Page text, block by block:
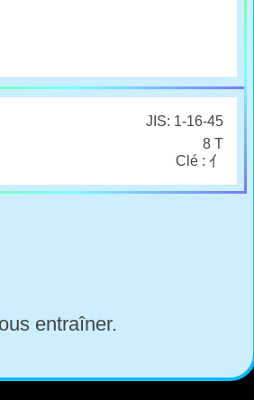
JIS: 1-16-45
8 T
Clé : 亻
entraîner.